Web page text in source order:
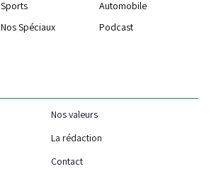
Sports
Automobile
Nos Spéciaux Podcast
Nos valeurs
La rédaction
Contact